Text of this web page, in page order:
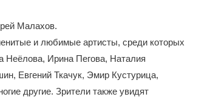
Малахов.
и любимые артисты, среди которых
Неёлова, Ирина Пегова, Наталия
Евгений Ткачук, Эмир Кустурица,
другие. Зрители также увидят